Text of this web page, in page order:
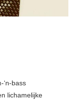
‘n-bass
lichamelijke